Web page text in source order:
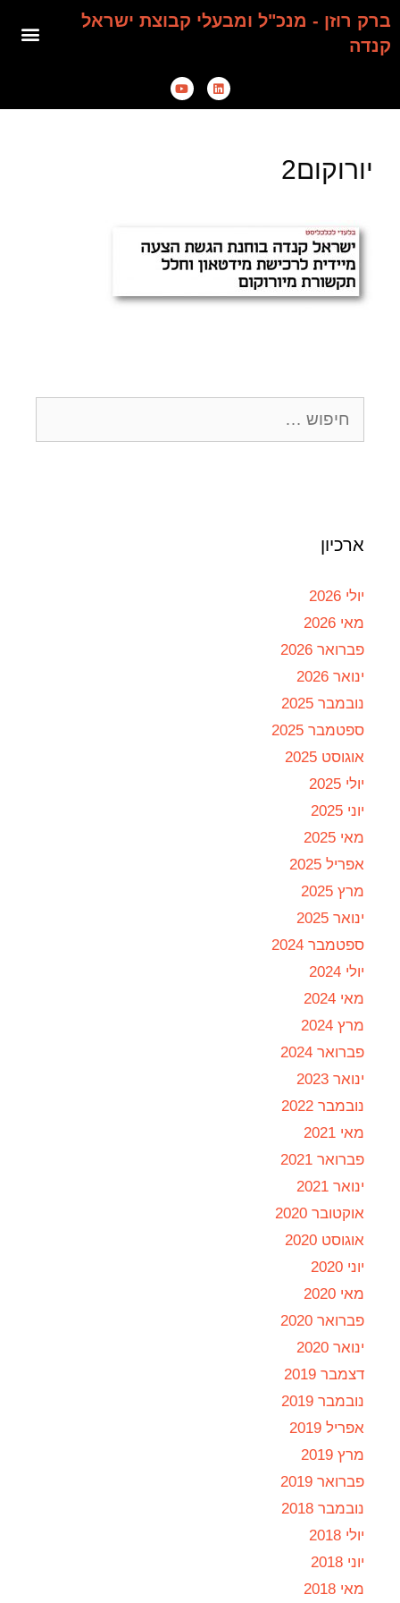
ברק רוזן - מנכ"ל ומבעלי קבוצת ישראל
קנדה
יורוקום2
ארכיון
יולי 2026
מאי 2026
פברואר 2026
ינואר 2026
נובמבר 2025
ספטמבר 2025
אוגוסט 2025
יולי 2025
יוני 2025
מאי 2025
אפריל 2025
מרץ 2025
ינואר 2025
ספטמבר 2024
יולי 2024
מאי 2024
מרץ 2024
פברואר 2024
ינואר 2023
נובמבר 2022
מאי 2021
פברואר 2021
ינואר 2021
אוקטובר 2020
אוגוסט 2020
יוני 2020
מאי 2020
פברואר 2020
ינואר 2020
דצמבר 2019
נובמבר 2019
אפריל 2019
מרץ 2019
פברואר 2019
נובמבר 2018
יולי 2018
יוני 2018
מאי 2018